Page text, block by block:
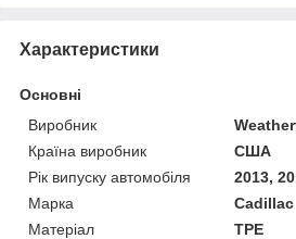
Характеристики
Основні
Виробник
Країна виробник
США
Рік випуску автомобіля
2013,
Марка
Cadillac
Матеріал
TPE